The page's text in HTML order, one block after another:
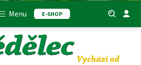
Menu E-SHOP